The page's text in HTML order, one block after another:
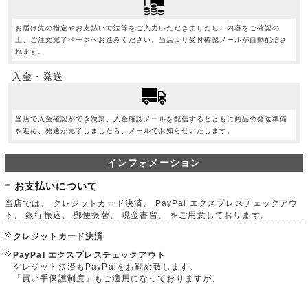
お届け先の指定やお支払い方法等をご入力いただきましたら、内容をご確認の
上、ご注文完了ページへお進みください。当店より受付確認メールが自動配信さ
れます。
入金・発送
当店で入金確認ができ次第、入金確認メールを配信するとともに商品の発送準備
を進め、発送が完了しましたら、メールでお知らせいたします。
インフォメーション
お支払いについて
当店では、 クレジットカード決済、 PayPal エクスプレスチェックアウ
ト、 銀行振込、 郵便振替、 現金書留、 をご用意しております。
クレジットカード決済
PayPal エクスプレスチェックアウト
クレジット決済もPayPalをお勧め致します。
「買い手保護制度」もご適用になっておりますが、